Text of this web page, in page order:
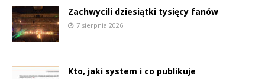
Zachwycili dziesiątki tysięcy fanów
7 sierpnia 2026
Kto, jaki system i co publikuje